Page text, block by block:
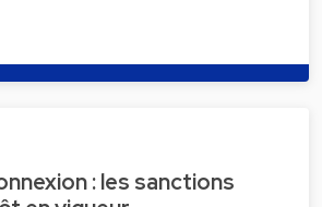
: les sanctions